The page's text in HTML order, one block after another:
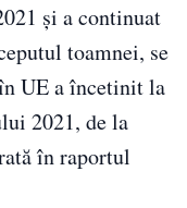
şi a continuat
toamnei, se
UE a încetinit la
2021, de la
în raportul